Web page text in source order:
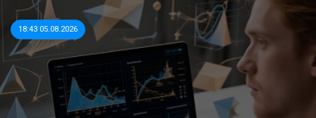
18:43 05.08.2026